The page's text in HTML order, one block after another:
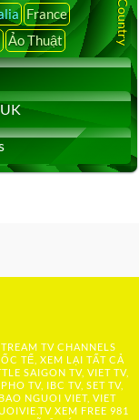
France
Ảo Thuật
TV CHANNELS
TẾ, XEM LẠI TẤT CẢ
SAIGON TV, VIET TV,
TV, IBC TV, SET TV,
NGUOI VIET, VIET
XEM FREE 981